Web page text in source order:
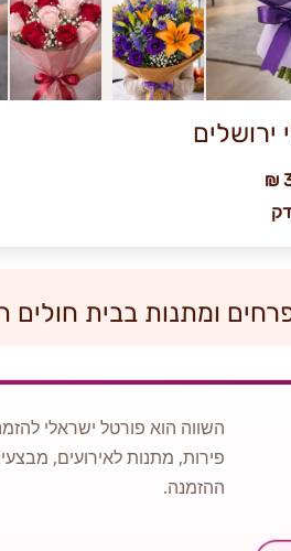
ירושלים
פרחים ומתנות בבית
השווה הוא פורטל ישראלי
פירות, מתנות לאירועים,
ההזמנה.